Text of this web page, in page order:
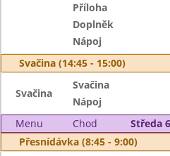
Příloha
Doplněk
Nápoj
Svačina (14:45 - 15:00)
Svačina
Svačina
Nápoj
Menu
Chod
Středa
Přesnídávka (8:45 - 9:00)